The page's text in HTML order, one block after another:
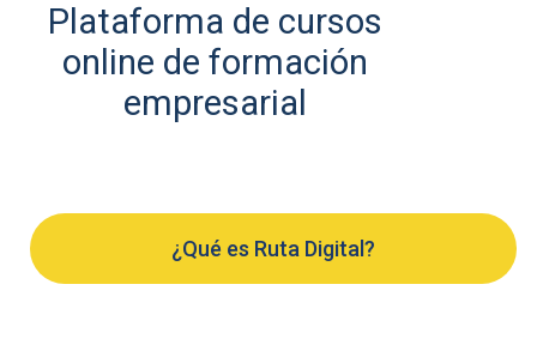
Plataforma de cursos
online de formación
empresarial
¿Qué es Ruta Digital?